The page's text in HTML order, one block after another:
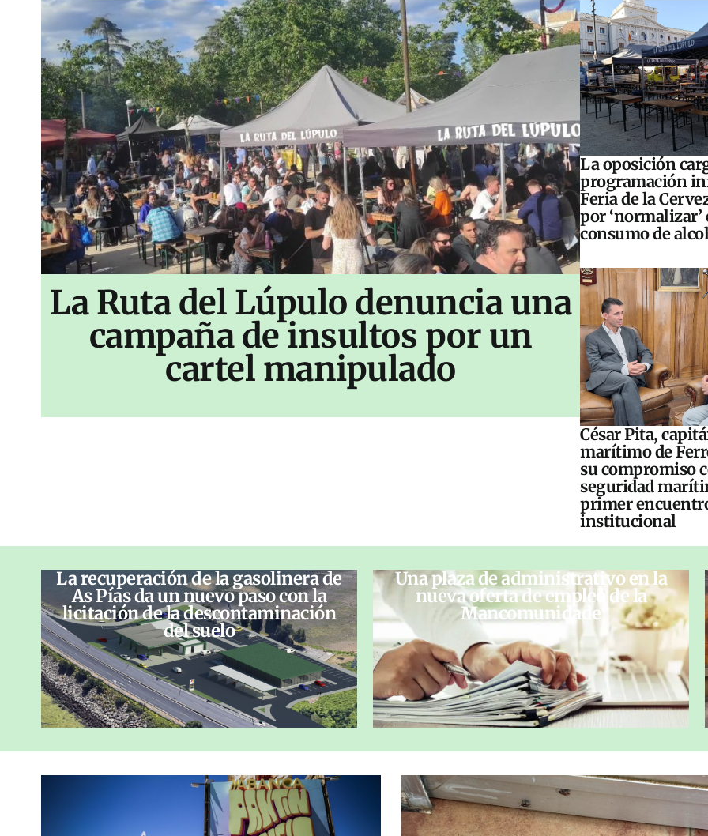
La Ruta del Lúpulo denuncia una
campaña de insultos por un
cartel manipulado
La oposición
programación
Feria de la
por ‘normalizar’
consumo de
César Pita,
marítimo de
su compromiso
seguridad
primer
institucional
La recuperación de la gasolinera de
As Pías da un nuevo paso con la
licitación de la descontaminación
del suelo
Una plaza de administrativo en la
nueva oferta de empleo de la
Mancomunidade